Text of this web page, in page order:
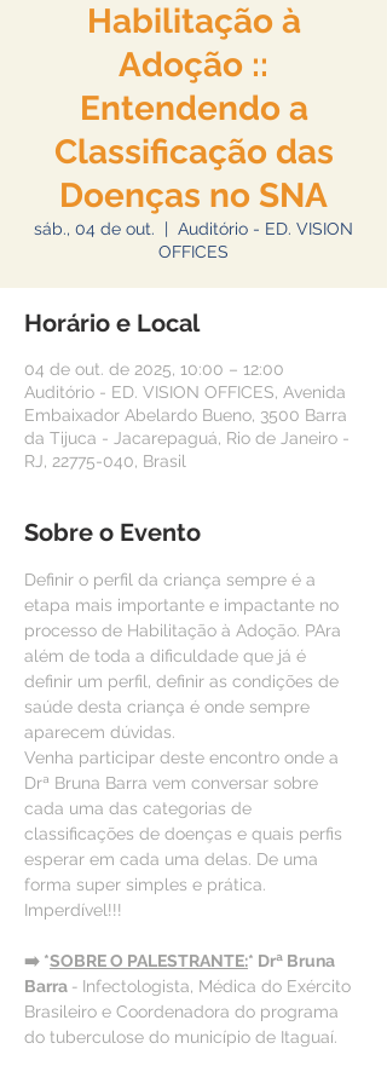
Habilitação à
Adoção ::
Entendendo a
Classificação das
Doenças no SNA
sáb., 04 de out.
  |
Auditório - ED. VISION
OFFICES
Horário e Local
04 de out. de 2025, 10:00 – 12:00
Auditório - ED. VISION OFFICES, Avenida
Embaixador Abelardo Bueno, 3500 Barra
da Tijuca - Jacarepaguá, Rio de Janeiro -
RJ, 22775-040, Brasil
Sobre o Evento
Definir o perfil da criança sempre é a
etapa mais importante e impactante no
processo de Habilitação à Adoção. PAra
além de toda a dificuldade que já é
definir um perfil, definir as condições de
saúde desta criança é onde sempre
aparecem dúvidas.
Venha participar deste encontro onde a
Drª Bruna Barra vem conversar sobre
cada uma das categorias de
classificações de doenças e quais perfis
esperar em cada uma delas. De uma
forma super simples e prática.
Imperdível!!!
➡️ *SOBRE O PALESTRANTE:* Drª Bruna
Barra - Infectologista, Médica do Exército
Brasileiro e Coordenadora do programa
do tuberculose do município de Itaguaí.